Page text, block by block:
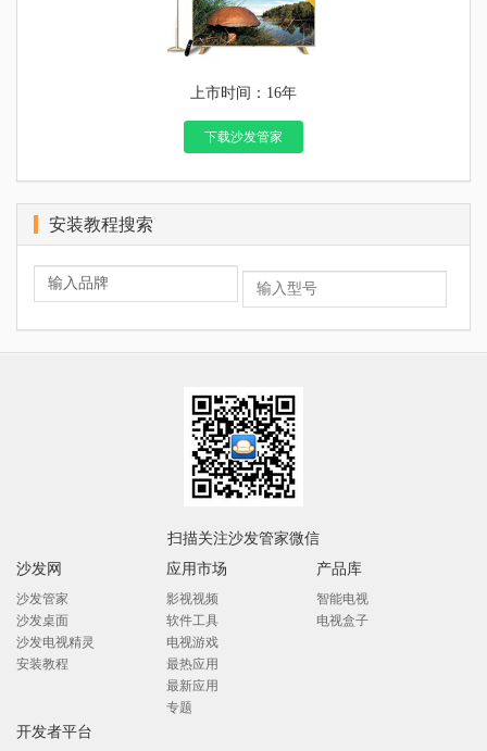
上市时间：16年
下载沙发管家
安装教程搜索
扫描关注沙发管家微信
沙发网
沙发管家
沙发桌面
沙发电视精灵
安装教程
应用市场
影视视频
软件工具
电视游戏
最热应用
最新应用
专题
产品库
智能电视
电视盒子
开发者平台